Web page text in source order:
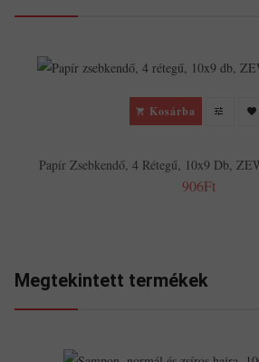
Kosárba
Papír Zsebkendő, 4 Rétegű, 10x9 Db,
906Ft
Megtekintett termékek